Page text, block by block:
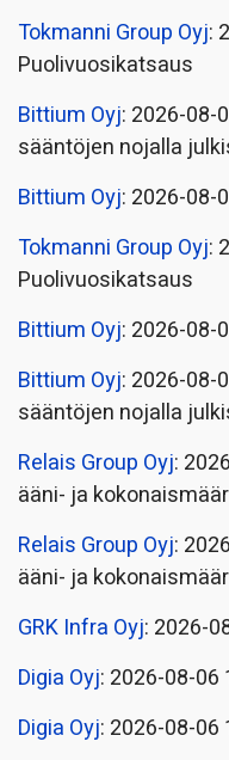
Tokmanni Group Oyj:
Puolivuosikatsaus
Bittium Oyj: 2026-08-
sääntöjen nojalla
Bittium Oyj: 2026-08-
Tokmanni Group Oyj:
Puolivuosikatsaus
Bittium Oyj: 2026-08-
Bittium Oyj: 2026-08-
sääntöjen nojalla
Relais Group Oyj:
ääni- ja
Relais Group Oyj:
ääni- ja
GRK Infra Oyj: 2026-
Digia Oyj: 2026-08-
Digia Oyj: 2026-08-